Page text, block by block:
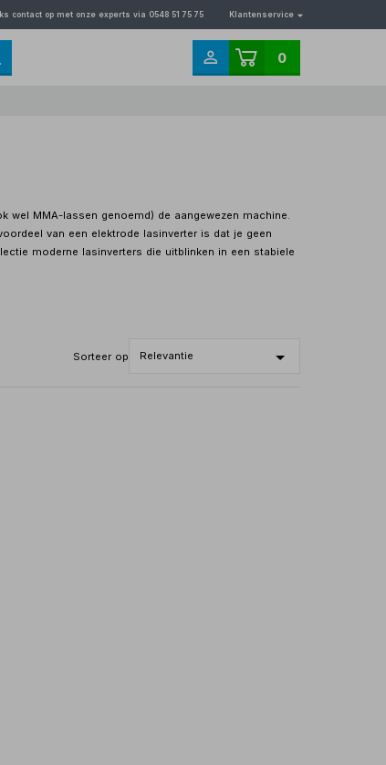
contact op met onze experts via 0548 51 75 75 Klantenservice
0
wel MMA-lassen genoemd) de aangewezen machine.
van een elektrode lasinverter is dat je geen
moderne lasinverters die uitblinken in een stabiele
Sorteer op